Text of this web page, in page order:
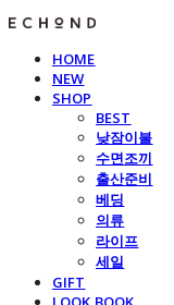
HOME
NEW
SHOP
BEST
낮잠이불
수면조끼
출산준비
베딩
의류
라이프
세일
GIFT